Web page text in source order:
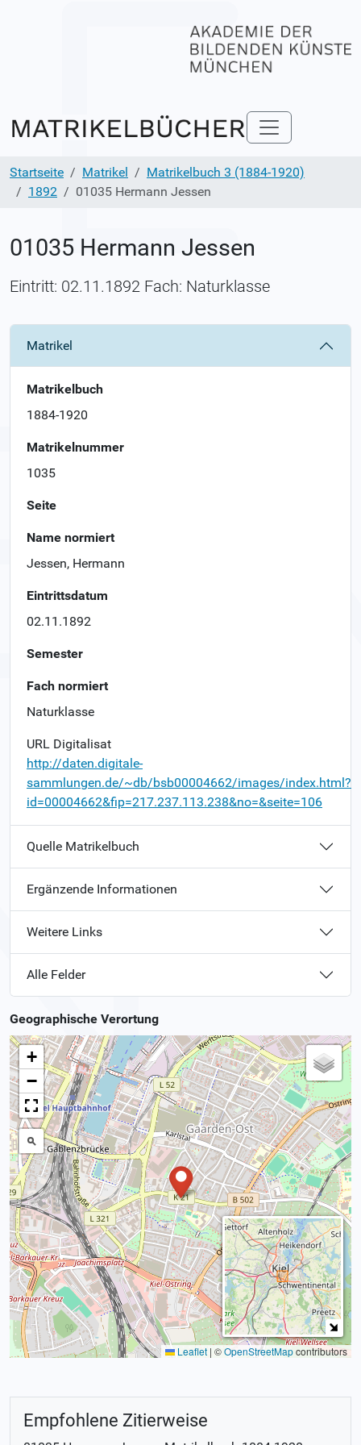
Startseite Matrikel
Matrikelbuch 3 (1884-1920)
1892
01035 Hermann Jessen
01035 Hermann Jessen
Eintritt: 02.11.1892 Fach: Naturklasse
Matrikel
Matrikelbuch
1884-1920
Matrikelnummer
1035
Seite
Name normiert
Jessen, Hermann
Eintrittsdatum
02.11.1892
Semester
Fach normiert
Naturklasse
URL Digitalisat
http://daten.digitale-
sammlungen.de/~db/bsb00004662/images/index.html?
id=00004662&fip=217.237.113.238&no=&seite=106
Quelle Matrikelbuch
Ergänzende Informationen
Weitere Links
Alle Felder
Geographische Verortung
+
−
Leaflet | ©OpenStreetMapcontributors
Empfohlene Zitierweise